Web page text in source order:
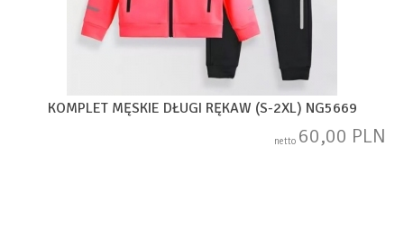
KOMPLET MĘSKIE DŁUGI RĘKAW (S-2XL) NG5669
netto 60,00 PLN